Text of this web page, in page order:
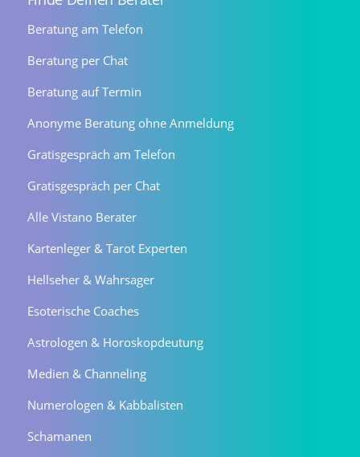
Beratung am Telefon
Beratung per Chat
Beratung auf Termin
Anonyme Beratung ohne Anmeldung
Gratisgespräch am Telefon
Gratisgespräch per Chat
Alle Vistano Berater
Kartenleger & Tarot Experten
Hellseher & Wahrsager
Esoterische Coaches
Astrologen & Horoskopdeutung
Medien & Channeling
Numerologen & Kabbalisten
Schamanen